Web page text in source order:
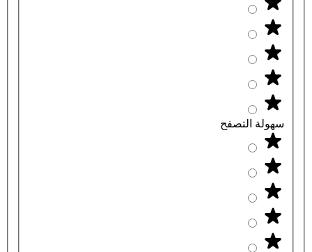
سهولة التصفح